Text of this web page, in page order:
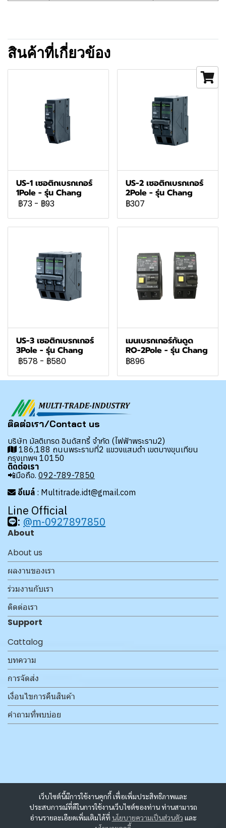
สินค้าที่เกี่ยวข้อง
US-1 เซอติกเบรกเกอร์
1Pole - รุ่น Chang
฿73 - ฿93
US-2 เซอติกเบรกเกอร์
2Pole - รุ่น Chang
฿307
US-3 เซอติกเบรกเกอร์
3Pole - รุ่น Chang
฿578 - ฿580
เมนเบรกเกอร์กันดูด
RO-2Pole - รุ่น Chang
฿896
เว็บไซต์นี้มีการใช้งานคุกกี้ เพื่อเพิ่มประสิทธิภาพและ
ประสบการณ์ที่ดีในการใช้งานเว็บไซต์ของท่าน ท่านสามารถ
อ่านรายละเอียดเพิ่มเติมได้ที่ นโยบายความเป็นส่วนตัว และ
ติดต่อเรา/Contact us
บริษัท มัลติเทรด อินดัสทรี้ จำกัด (ไฟฟ้าพระราม2)
186,188 ถนนพระรามที่2 แขวงแสมดำ เขตบางขุนเทียน
กรุงเทพฯ 10150
ติดต่อเรา
📲มือถือ. 092-789-7850
อีเมล์ : Multitrade.idt@gmail.com
Line Official
: @m-0927897850
About
About us
ผลงานของเรา
ร่วมงานกับเรา
ติดต่อเรา
Support
Cattalog
บทความ
การจัดส่ง
เงื่อนไขการคืนสินค้า
คำถามที่พบบ่อย